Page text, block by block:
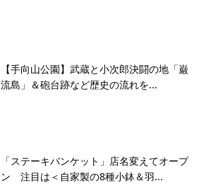
【手向山公園】武蔵と小次郎決闘の地「巌
流島」＆砲台跡など歴史の流れを...
「ステーキバンケット」店名変えてオープ
ン 注目は＜自家製の8種小鉢＆羽...